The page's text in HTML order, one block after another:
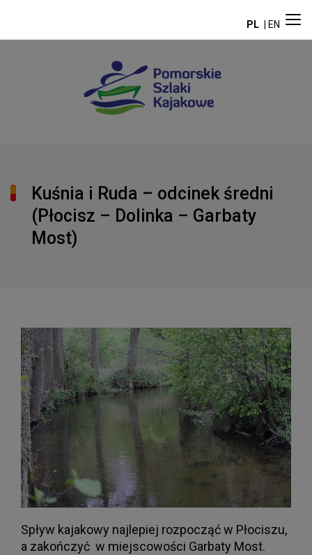
PL EN
Kuśnia i Ruda – odcinek średni
(Płocisz – Dolinka – Garbaty
Most)
Spływ kajakowy najlepiej rozpocząć w Płociszu,
a zakończyć w miejscowości Garbaty Most.